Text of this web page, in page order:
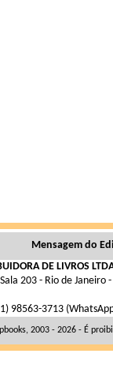
Mensagem do
DE LIVROS
203 - Rio de Janeiro -
98563-3713
2003 - 2026 - É